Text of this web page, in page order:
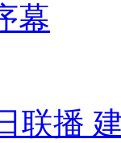
幕
联播